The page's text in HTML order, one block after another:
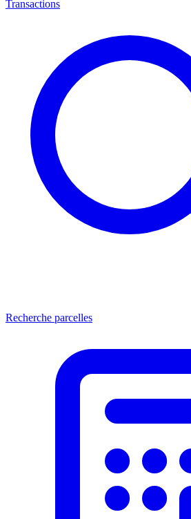
Transactions
Recherche parcelles